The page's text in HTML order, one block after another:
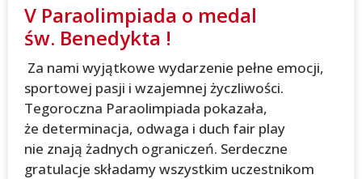
V Paraolimpiada o medal
św. Benedykta !
Za nami wyjątkowe wydarzenie pełne emocji,
sportowej pasji i wzajemnej życzliwości.
Tegoroczna Paraolimpiada pokazała,
że determinacja, odwaga i duch fair play
nie znają żadnych ograniczeń. Serdeczne
gratulacje składamy wszystkim uczestnikom